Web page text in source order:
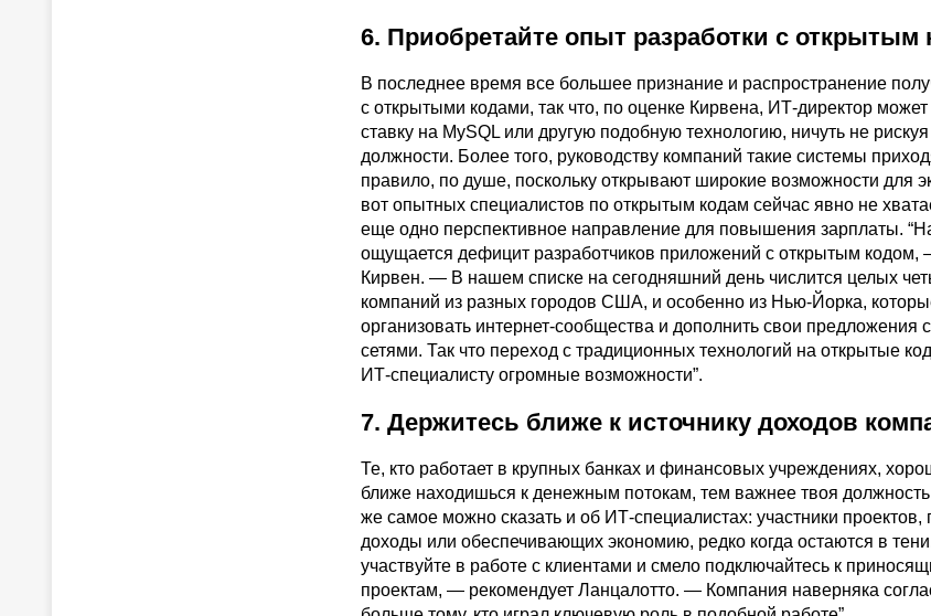
6. Приобретайте опыт разработки с открытым
В последнее время все большее признание и распространение
с открытыми кодами, так что, по оценке Кирвена, ИТ-директор
ставку на MySQL или другую подобную технологию, ничуть не
должности. Более того, руководству компаний такие системы
правило, по душе, поскольку открывают широкие возможности для
вот опытных специалистов по открытым кодам сейчас явно не
еще одно перспективное направление для повышения зарплаты.
ощущается дефицит разработчиков приложений с открытым кодом,
Кирвен. — В нашем списке на сегодняшний день числится целых
компаний из разных городов США, и особенно из Нью-Йорка,
организовать интернет-сообщества и дополнить свои предложения
сетями. Так что переход с традиционных технологий на открытые
ИТ-специалисту огромные возможности”.
7. Держитесь ближе к источнику доходов
Те, кто работает в крупных банках и финансовых учреждениях,
ближе находишься к денежным потокам, тем важнее твоя
же самое можно сказать и об ИТ-специалистах: участники
доходы или обеспечивающих экономию, редко когда остаются в
участвуйте в работе с клиентами и смело подключайтесь к
проектам, — рекомендует Ланцалотто. — Компания наверняка